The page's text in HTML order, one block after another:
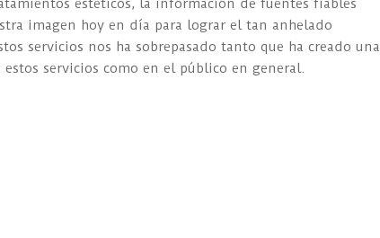
estéticos, la información de fuentes fiables
imagen hoy en día para lograr el tan anhelado
servicios nos ha sobrepasado tanto que ha creado una
servicios como en el público en general.